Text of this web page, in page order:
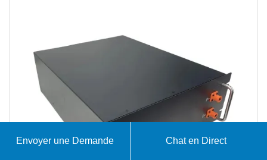
Envoyer une Demande Chat en Direct